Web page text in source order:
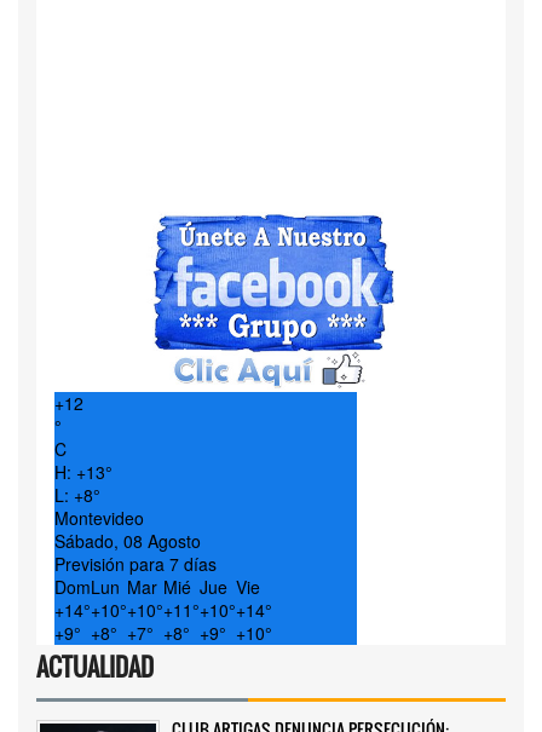
+12
°
C
H: +13°
L: +8°
Montevideo
Sábado, 08 Agosto
Previsión para 7 días
DomLun Mar Mié Jue Vie
+14°+10°+10°+11°+10°+14°
+9° +8° +7° +8° +9° +10°
ACTUALIDAD